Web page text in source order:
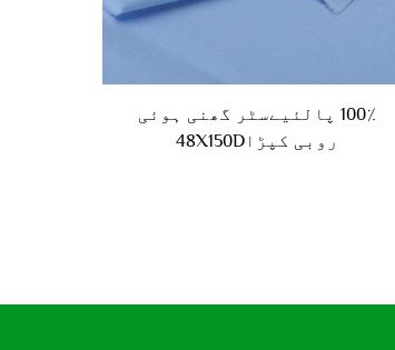
100٪ پالئیےسٹر گھنی ہوئی
روبی کپڑا48X150D